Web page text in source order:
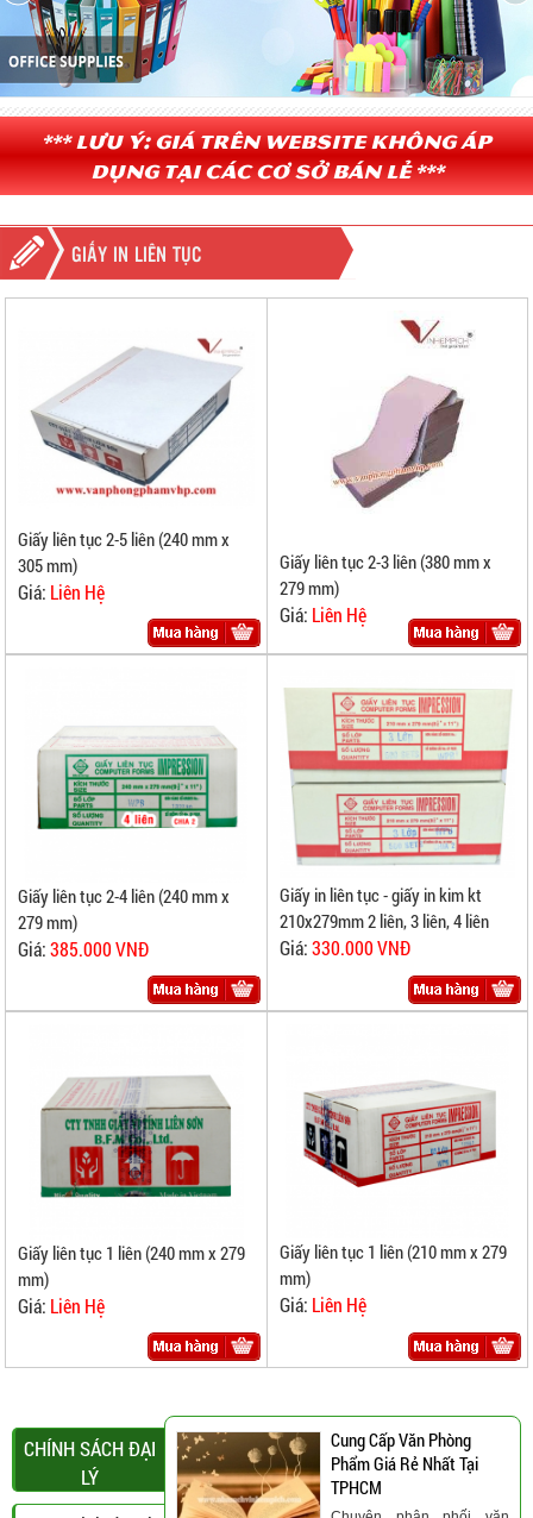
*** Lưu ý: Giá trên website không áp
dụng tại các cơ sở bán lẻ ***
GIẤY IN LIÊN TỤC
Giấy liên tục 2-5 liên (240 mm x
305 mm)
Giá: Liên Hệ
Giấy liên tục 2-3 liên (380 mm x
279 mm)
Giá: Liên Hệ
Giấy liên tục 2-4 liên (240 mm x
279 mm)
Giá:385.000 VNĐ
Giấy in liên tục - giấy in kim kt
210x279mm 2 liên, 3 liên, 4 liên
Giá:330.000 VNĐ
Giấy liên tục 1 liên (240 mm x 279
mm)
Giá: Liên Hệ
Giấy liên tục 1 liên (210 mm x 279
mm)
Giá: Liên Hệ
CHÍNH SÁCH ĐẠI
LÝ
Cung Cấp Văn Phòng
Phẩm Giá Rẻ Nhất Tại
TPHCM